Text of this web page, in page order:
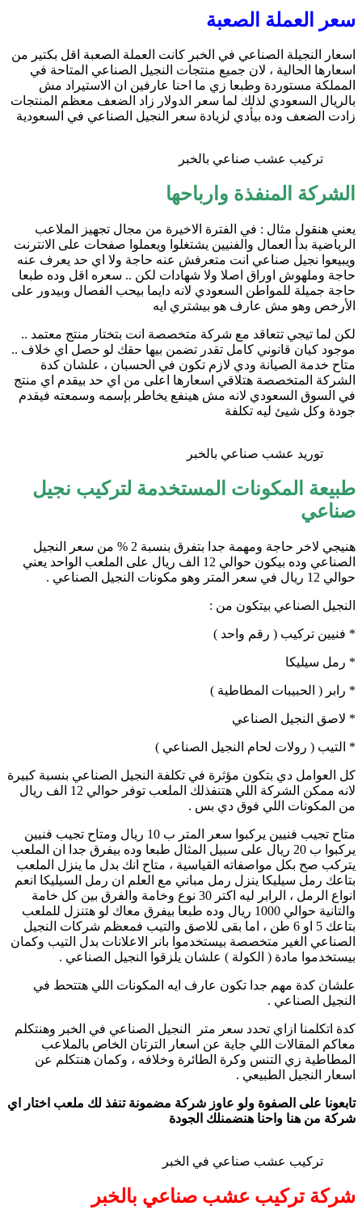
سعر العملة الصعبة
اسعار النجيلة الصناعي في الخبر كانت العملة الصعبة اقل بكتير من
اسعارها الحالية ، لان جميع منتجات النجيل الصناعي المتاحة في
المملكة مستوردة وطبعا زي ما احنا عارفين ان الاستيراد مش
بالريال السعودي لذلك لما سعر الدولار زاد الضعف معظم المنتجات
زادت الضعف وده بيأدي لزيادة سعر النجيل الصناعي في السعودية
تركيب عشب صناعي بالخبر
الشركة المنفذة وارباحها
يعني هنقول مثال : في الفترة الاخيرة من مجال تجهيز الملاعب
الرياضية بدأ العمال والفنيين يشتغلوا ويعملوا صفحات على الانترنت
ويبيعوا نجيل صناعي انت متعرفش عنه حاجة ولا اي حد يعرف عنه
حاجة وملهوش اوراق اصلا ولا شهادات لكن .. سعره اقل وده طبعا
حاجة جميلة للمواطن السعودي لانه دايما بيحب الفصال وبيدور على
الأرخص وهو مش عارف هو بيشتري ايه
لكن لما تيجي تتعاقد مع شركة متخصصة انت بتختار منتج معتمد ..
موجود كيان قانوني كامل تقدر تضمن بيها حقك لو حصل اي خلاف ..
متاح خدمة الصيانة ودي لازم تكون في الحسبان ، علشان كدة
الشركة المتخصصة هتلاقي اسعارها اعلى من اي حد بيقدم اي منتج
في السوق السعودي لانه مش هينفع يخاطر بإسمه وسمعته فيقدم
جودة وكل شيئ ليه تكلفة
توريد عشب صناعي بالخبر
طبيعة المكونات المستخدمة لتركيب نجيل
صناعي
هنيجي لاخر حاجة ومهمة جدا بتفرق بنسبة 2 % من سعر النجيل
الصناعي وده بيكون حوالي 12 الف ريال على الملعب الواحد يعني
حوالي 12 ريال في سعر المتر وهو مكونات النجيل الصناعي .
النجيل الصناعي بيتكون من :
* فنيين تركيب ( رقم واحد )
* رمل سيليكا
* رابر ( الحبيبات المطاطية )
* لاصق النجيل الصناعي
* التيب ( رولات لحام النجيل الصناعي )
كل العوامل دي بتكون مؤثرة في تكلفة النجيل الصناعي بنسبة كبيرة
لانه ممكن الشركة اللي هتنفذلك الملعب توفر حوالي 12 الف ريال
من المكونات اللي فوق دي بس .
متاح تجيب فنيين يركبوا سعر المتر ب 10 ريال ومتاح تجيب فنيين
يركبوا ب 20 ريال على سبيل المثال طبعا وده بيفرق جدا ان الملعب
يتركب صح بكل مواصفاته القياسية ، متاح انك بدل ما ينزل الملعب
بتاعك رمل سيليكا ينزل رمل مباني مع العلم ان رمل السيليكا انعم
انواع الرمل ، الرابر ليه اكتر 30 نوع وخامة والفرق بين كل خامة
والتانية حوالي 1000 ريال وده طبعا بيفرق معاك لو هتنزل للملعب
بتاعك 5 او 6 طن ، اما بقى للاصق والتيب فمعظم شركات النجيل
الصناعي الغير متخصصة بيستخدموا بانر الاعلانات بدل التيب وكمان
بيستخدموا مادة ( الكولة ) علشان يلزقوا النجيل الصناعي .
علشان كدة مهم جدا تكون عارف ايه المكونات اللي هتتحط في
النجيل الصناعي .
كدة اتكلمنا ازاي تحدد سعر متر النجيل الصناعي في الخبر وهنتكلم
معاكم المقالات اللي جاية عن اسعار الترتان الخاص بالملاعب
المطاطية زي التنس وكرة الطائرة وخلافه ، وكمان هنتكلم عن
اسعار النجيل الطبيعي .
تابعونا على الصفوة ولو عاوز شركة مضمونة تنفذ لك ملعب اختار اي
شركة من هنا واحنا هنضمنلك الجودة
تركيب عشب صناعي في الخبر
شركة تركيب عشب صناعي بالخبر